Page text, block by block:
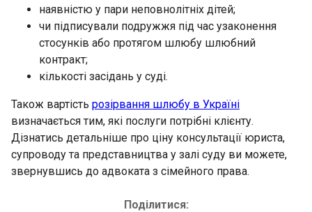
наявністю у пари неповнолітніх дітей;
чи підписували подружжя під час узаконення
стосунків або протягом шлюбу шлюбний
контракт;
кількості засідань у суді.
Також вартість розірвання шлюбу в Україні
визначається тим, які послуги потрібні клієнту.
Дізнатись детальніше про ціну консультації юриста,
супроводу та представництва у залі суду ви можете,
звернувшись до адвоката з сімейного права.
Поділитися: